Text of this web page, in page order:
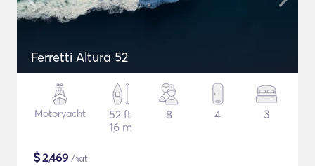
Ferretti Altura 52
Motoryacht
52 ft
16 m
8 4 3
$2,469 /nat